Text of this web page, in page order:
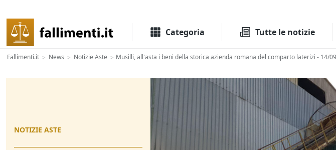
Categoria Tutte le notizie
Fallimenti.it > News > Notizie Aste > Musilli, all'asta i beni della storica azienda romana del comparto laterizi - 14/
NOTIZIE ASTE